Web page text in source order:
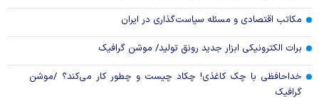
مکاتب اقتصادی و مسئله سیاست‌گذاری در ایران
برات الکترونیکی ابزار جدید رونق تولید/ موشن گرافیک
خداحافظی با چک کاغذی! چکاد چیست و چطور کار می‌کند؟ /موشن
گرافیک